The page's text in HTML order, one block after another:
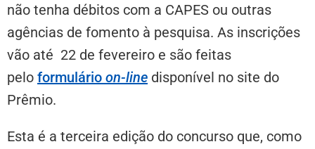
não tenha débitos com a CAPES ou outras
agências de fomento à pesquisa. As inscrições
vão até 22 de fevereiro e são feitas
pelo formulário on-line disponível no site do
Prêmio.
Esta é a terceira edição do concurso que, como